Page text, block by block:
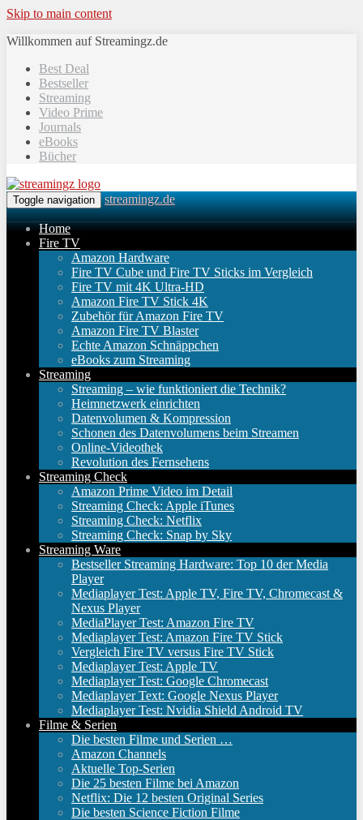
Skip to main content
Willkommen auf Streamingz.de
Best Deal
Bestseller
Streaming
Video Prime
Journals
eBooks
Bücher
Toggle navigation streamingz.de
Home
Fire TV
Amazon Hardware
Fire TV Cube und Fire TV Sticks im Vergleich
Fire TV mit 4K Ultra-HD
Amazon Fire TV Stick 4K
Zubehör für Amazon Fire TV
Amazon Fire TV Blaster
Echte Amazon Schnäppchen
eBooks zum Streaming
Streaming
Streaming – wie funktioniert die Technik?
Heimnetzwerk einrichten
Datenvolumen & Kompression
Schonen des Datenvolumens beim Streamen
Online-Videothek
Revolution des Fernsehens
Streaming Check
Amazon Prime Video im Detail
Streaming Check: Apple iTunes
Streaming Check: Netflix
Streaming Check: Snap by Sky
Streaming Ware
Bestseller Streaming Hardware: Top 10 der Media
Player
Mediaplayer Test: Apple TV, Fire TV, Chromecast &
Nexus Player
MediaPlayer Test: Amazon Fire TV
Mediaplayer Test: Amazon Fire TV Stick
Vergleich Fire TV versus Fire TV Stick
Mediaplayer Test: Apple TV
Mediaplayer Test: Google Chromecast
Mediaplayer Text: Google Nexus Player
Mediaplayer Test: Nvidia Shield Android TV
Filme & Serien
Die besten Filme und Serien …
Amazon Channels
Aktuelle Top-Serien
Die 25 besten Filme bei Amazon
Netflix: Die 12 besten Original Series
Die besten Science Fiction Filme